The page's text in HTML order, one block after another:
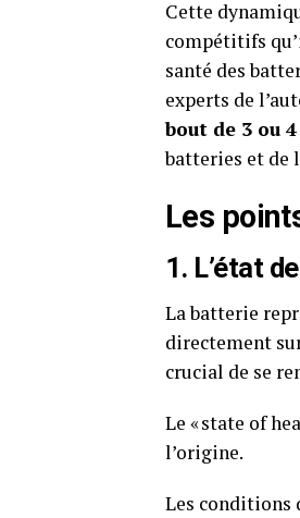
Cette
compétitifs
santé des
experts de
bout de 3 ou
batteries et de
Les
1. L’état
La batterie
directement
crucial de se
Le « state of
l’origine.
Les conditions